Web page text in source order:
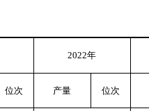
2022年
位次 产量 位次